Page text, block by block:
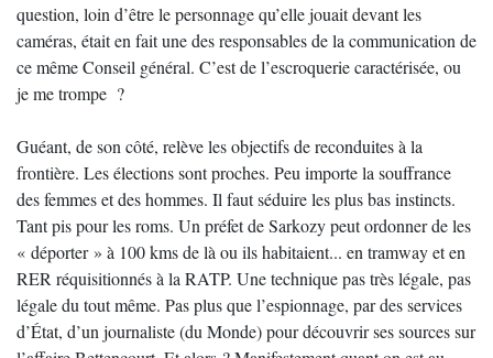
question, loin d’être le personnage qu’elle jouait devant les
caméras, était en fait une des responsables de la communication de
ce même Conseil général. C’est de l’escroquerie caractérisée, ou
je me trompe ?
Guéant, de son côté, relève les objectifs de reconduites à la
frontière. Les élections sont proches. Peu importe la souffrance
des femmes et des hommes. Il faut séduire les plus bas instincts.
Tant pis pour les roms. Un préfet de Sarkozy peut ordonner de les
« déporter » à 100 kms de là ou ils habitaient... en tramway et en
RER réquisitionnés à la RATP. Une technique pas très légale, pas
légale du tout même. Pas plus que l’espionnage, par des services
d’État, d’un journaliste (du Monde) pour découvrir ses sources sur